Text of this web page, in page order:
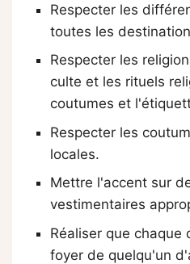
Respecter les
toutes les
Respecter les
culte et les rituels
coutumes et
Respecter les
locales.
Mettre l'accent sur
vestimentaires
Réaliser que chaque
foyer de quelqu'un